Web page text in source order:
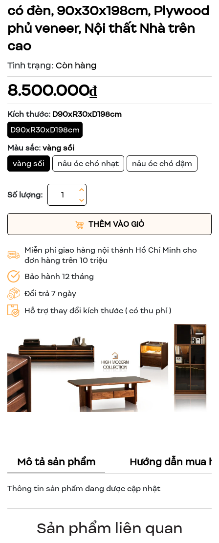
có đèn, 90x30x198cm, Plywood
phủ veneer, Nội thất Nhà trên
cao
Tình trạng: Còn hàng
8.500.000₫
Kích thước: D90xR30xD198cm
D90xR30xD198cm
Màu sắc: vàng sồi
vàng sồi
nâu óc chó nhạt nâu óc chó đậm
Số lượng:
THÊM VÀO GIỎ
Miễn phí giao hàng nội thành Hồ Chí Minh cho
đơn hàng trên 10 triệu
Bảo hành 12 tháng
Đổi trả 7 ngày
Hỗ trợ thay đổi kích thước ( có thu phí )
Mô tả sản phẩm Hướng dẫn mua
Thông tin sản phẩm đang được cập nhật
Sản phẩm liên quan